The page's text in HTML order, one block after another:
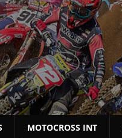
MOTOCROSS INT